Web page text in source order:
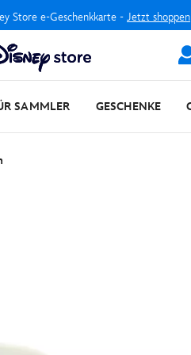
Store e-Geschenkkarte - Jetzt shoppen
SAMMLER GESCHENKE